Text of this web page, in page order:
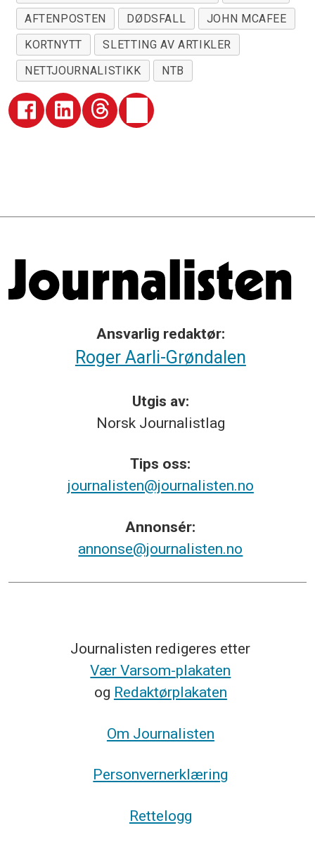
AFTENPOSTEN
DØDSFALL
JOHN MCAFEE
KORTNYTT
SLETTING AV ARTIKLER
NETTJOURNALISTIKK
NTB
Ansvarlig redaktør:
Roger Aarli-Grøndalen
Utgis av:
Norsk Journalistlag
Tips oss:
journalisten@journalisten.no
Annonsér:
annonse@journalisten.no
Journalisten redigeres etter
Vær Varsom-plakaten
og Redaktørplakaten
Om Journalisten
Personvernerklæring
Rettelogg